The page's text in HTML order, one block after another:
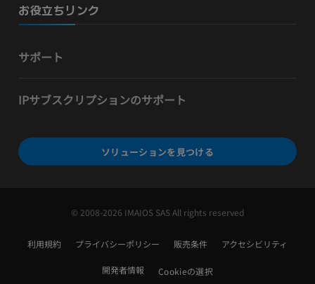
お役立ちリンク
サポート
IPサブスクリプションのサポート
ソリューションを見つける
© 2008-2026 IMAIOS SAS All rights reserved
利用規約 プライバシーポリシー 販売条件 アクセシビリティ
開発者情報 Cookieの選択